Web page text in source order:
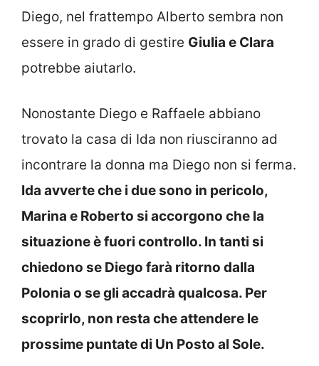
Diego, nel frattempo Alberto sembra non
essere in grado di gestire Giulia e Clara
potrebbe aiutarlo.
Nonostante Diego e Raffaele abbiano
trovato la casa di Ida non riusciranno ad
incontrare la donna ma Diego non si ferma.
Ida avverte che i due sono in pericolo,
Marina e Roberto si accorgono che la
situazione è fuori controllo. In tanti si
chiedono se Diego farà ritorno dalla
Polonia o se gli accadrà qualcosa. Per
scoprirlo, non resta che attendere le
prossime puntate di Un Posto al Sole.